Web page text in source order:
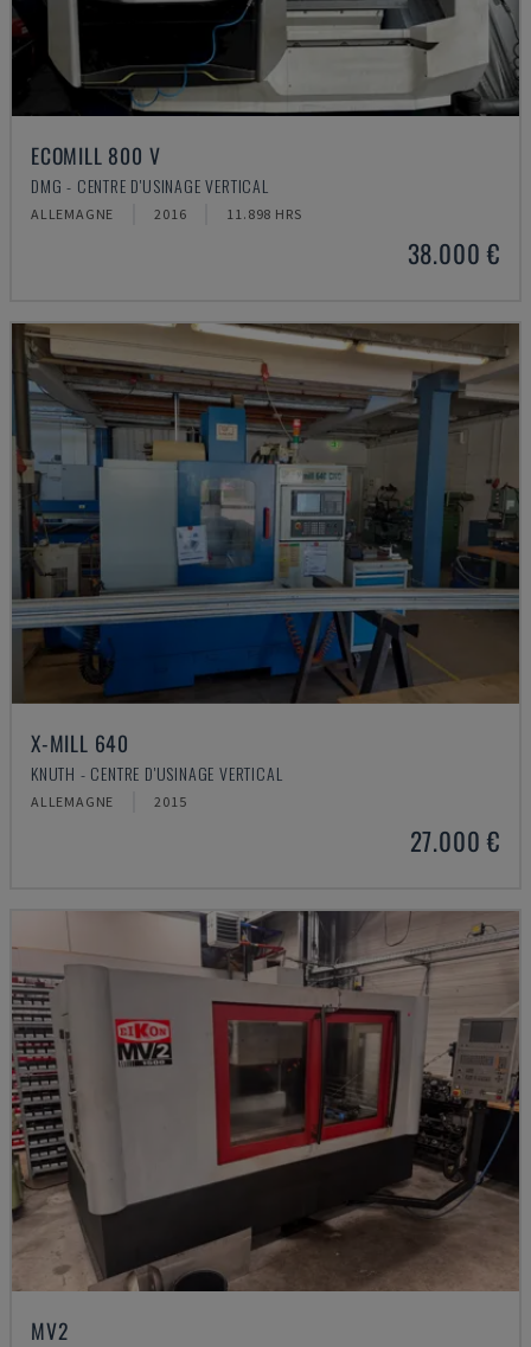
ECOMILL 800 V
DMG - CENTRE D'USINAGE VERTICAL
ALLEMAGNE 2016 11.898 HRS
38.000 €
X-MILL 640
KNUTH - CENTRE D'USINAGE VERTICAL
ALLEMAGNE 2015
27.000 €
MV2